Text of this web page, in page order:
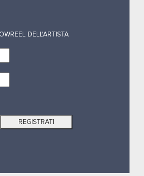
DELL'ARTISTA